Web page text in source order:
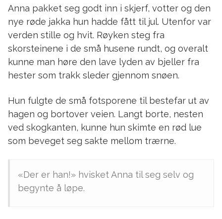
Anna pakket seg godt inn i skjerf, votter og den
nye røde jakka hun hadde fått til jul. Utenfor var
verden stille og hvit. Røyken steg fra
skorsteinene i de små husene rundt, og overalt
kunne man høre den lave lyden av bjeller fra
hester som trakk sleder gjennom snøen.
Hun fulgte de små fotsporene til bestefar ut av
hagen og bortover veien. Langt borte, nesten
ved skogkanten, kunne hun skimte en rød lue
som beveget seg sakte mellom trærne.
«Der er han!» hvisket Anna til seg selv og
begynte å løpe.